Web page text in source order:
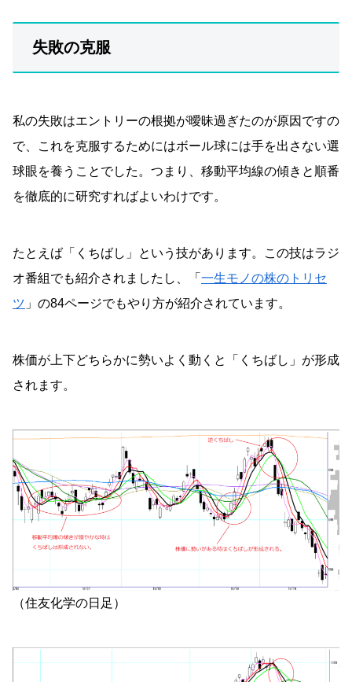
失敗の克服
私の失敗はエントリーの根拠が曖昧過ぎたのが原因ですの
で、これを克服するためにはボール球には手を出さない選
球眼を養うことでした。つまり、移動平均線の傾きと順番
を徹底的に研究すればよいわけです。
たとえば「くちばし」という技があります。この技はラジ
オ番組でも紹介されましたし、「 一生モノの株のトリセ
ツ 」の84ページでもやり方が紹介されています。
株価が上下どちらかに勢いよく動くと「くちばし」が形成
されます。
（住友化学の日足）